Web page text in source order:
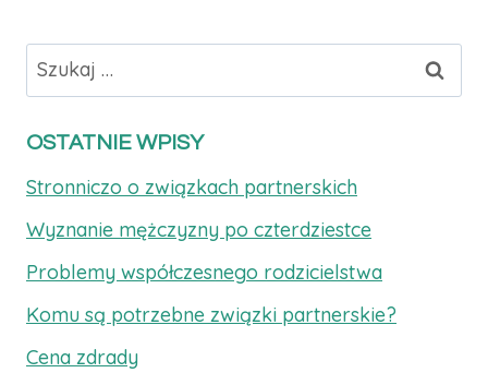
Szukaj:
OSTATNIE WPISY
Stronniczo o związkach partnerskich
Wyznanie mężczyzny po czterdziestce
Problemy współczesnego rodzicielstwa
Komu są potrzebne związki partnerskie?
Cena zdrady